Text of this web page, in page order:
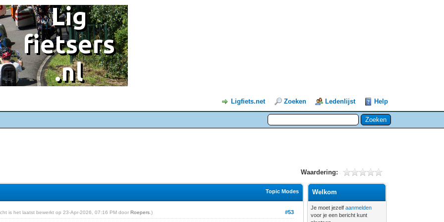
Ligfiets.net Zoeken Ledenlijst Help
Waardering:
Topic Modes
#53
is het laatst bewerkt op 23-Apr-2026, 07:16 PM doorRoepers .)
Welkom
Je moet jezelfaanmelden
voor je een bericht kunt